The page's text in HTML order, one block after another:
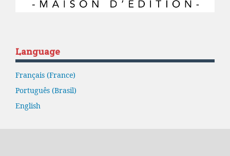
Language
Français (France)
Português (Brasil)
English